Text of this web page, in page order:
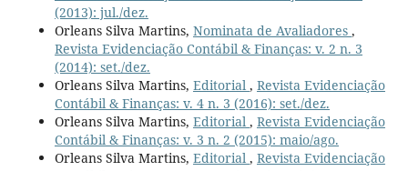
(2013): jul./dez.
Orleans Silva Martins, Nominata de Avaliadores ,
Revista Evidenciação Contábil & Finanças: v. 2 n. 3
(2014): set./dez.
Orleans Silva Martins, Editorial , Revista Evidenciação
Contábil & Finanças: v. 4 n. 3 (2016): set./dez.
Orleans Silva Martins, Editorial , Revista Evidenciação
Contábil & Finanças: v. 3 n. 2 (2015): maio/ago.
Orleans Silva Martins, Editorial , Revista Evidenciação